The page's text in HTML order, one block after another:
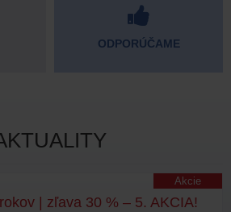
ODPORÚČAME
| zľava 30 % – 5. AKCIA!
Akcie